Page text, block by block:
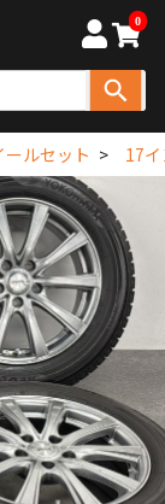
0
ルセット 17